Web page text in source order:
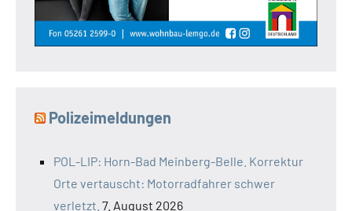
Polizeimeldungen
POL-LIP: Horn-Bad Meinberg-Belle. Korrektur
Orte vertauscht: Motorradfahrer schwer
verletzt. 7. August 2026